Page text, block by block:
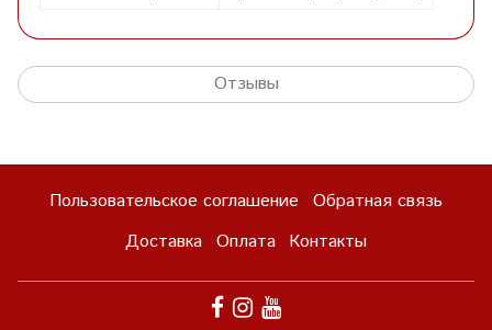
Отзывы
Пользовательское соглашение Обратная связь
Доставка Оплата Контакты